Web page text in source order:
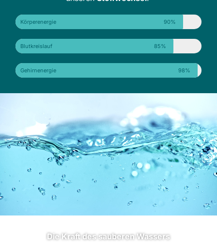
Körperenergie 90%
Blutkreislauf 85%
Gehirnenergie 98%
Die Kraft des sauberen Wassers